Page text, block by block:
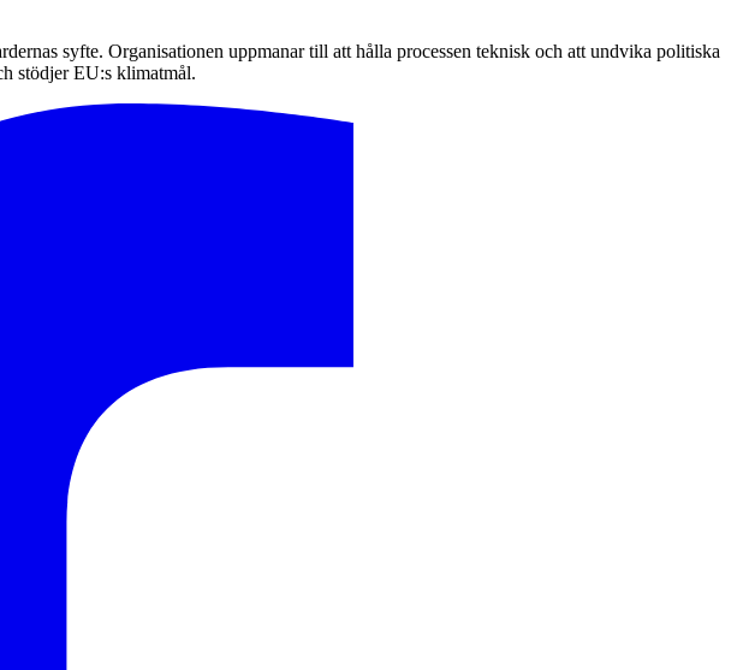
syfte. Organisationen uppmanar till att hålla processen teknisk och att undvika politiska
stödjer EU:s klimatmål.